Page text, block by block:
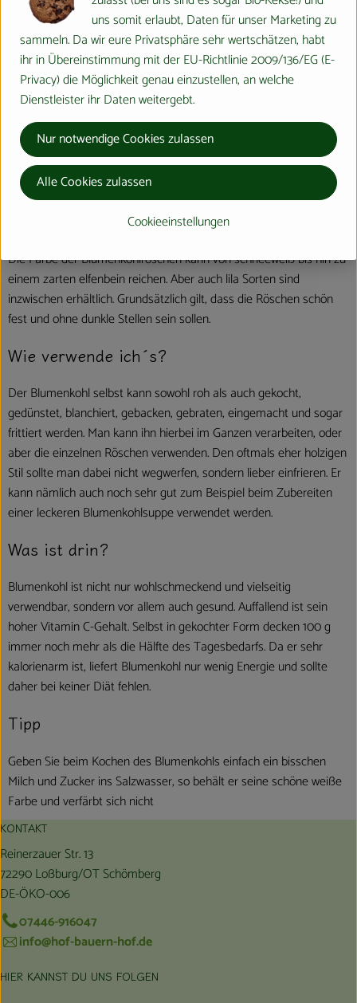
zahlreichen anderen Namen wie Karfiol (Österreich), Blütenkohl,
Italienischer Kohl, Traubenkohl oder Käsekohl.
Wo kommt´s her?
Ursprünglich stammt die Weiterentwicklung des Wildkohls aus
Kleinasien. Wahrscheinlich waren es die Griechen, die den
Blumenkohl nach Europa, vor allem nach Italien, brachten. Erwähnt
wurden Kohlgewächse als Gemüsepflanzen bereits in der Antike
bei den alten Griechen und Römern.
Wie sieht´s aus?
Die Farbe der Blumenkohlröschen kann von schneeweiß bis hin zu
einem zarten elfenbein reichen. Aber auch lila Sorten sind
inzwischen erhältlich. Grundsätzlich gilt, dass die Röschen schön
fest und ohne dunkle Stellen sein sollen.
Wie verwende ich´s?
Der Blumenkohl selbst kann sowohl roh als auch gekocht,
gedünstet, blanchiert, gebacken, gebraten, eingemacht und sogar
frittiert werden. Man kann ihn hierbei im Ganzen verarbeiten, oder
aber die einzelnen Röschen verwenden. Den oftmals eher holzigen
Stil sollte man dabei nicht wegwerfen, sondern lieber einfrieren. Er
kann nämlich auch noch sehr gut zum Beispiel beim Zubereiten
einer leckeren Blumenkohlsuppe verwendet werden.
Was ist drin?
Blumenkohl ist nicht nur wohlschmeckend und vielseitig
verwendbar, sondern vor allem auch gesund. Auffallend ist sein
hoher Vitamin C-Gehalt. Selbst in gekochter Form decken 100 g
immer noch mehr als die Hälfte des Tagesbedarfs. Da er sehr
kalorienarm ist, liefert Blumenkohl nur wenig Energie und sollte
daher bei keiner Diät fehlen.
Tipp
Geben Sie beim Kochen des Blumenkohls einfach ein bisschen
Milch und Zucker ins Salzwasser, so behält er seine schöne weiße
Farbe und verfärbt sich nicht
KONTAKT
Reinerzauer Str. 13
72290 Loßburg/OT Schömberg
DE-ÖKO-006
07446-916047
info@hof-bauern-hof.de
HIER KANNST DU UNS FOLGEN
uns somit erlaubt, Daten für unser Marketing zu
sammeln. Da wir eure Privatsphäre sehr wertschätzen, habt
ihr in Übereinstimmung mit der EU-Richtlinie 2009/136/EG (E-
Privacy) die Möglichkeit genau einzustellen, an welche
Dienstleister ihr Daten weitergebt.
Cookieeinstellungen
Nur notwendige Cookies zulassen
Alle Cookies zulassen